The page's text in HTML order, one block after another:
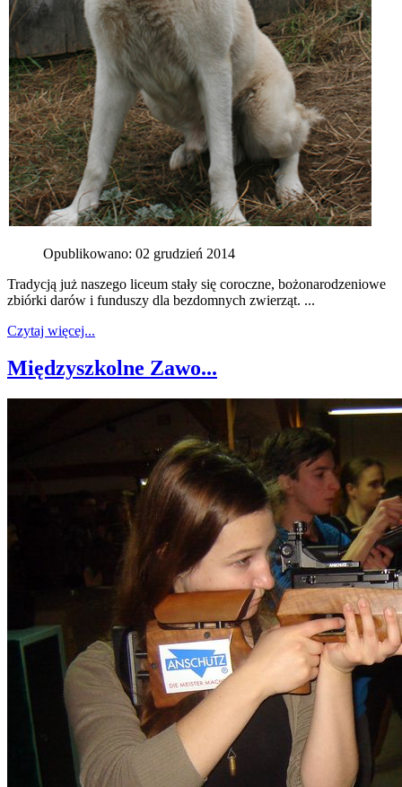
Opublikowano: 02 grudzień 2014
Tradycją już naszego liceum stały się coroczne, bożonarodzeniowe
zbiórki darów i funduszy dla bezdomnych zwierząt. ...
Czytaj więcej...
Międzyszkolne Zawo...